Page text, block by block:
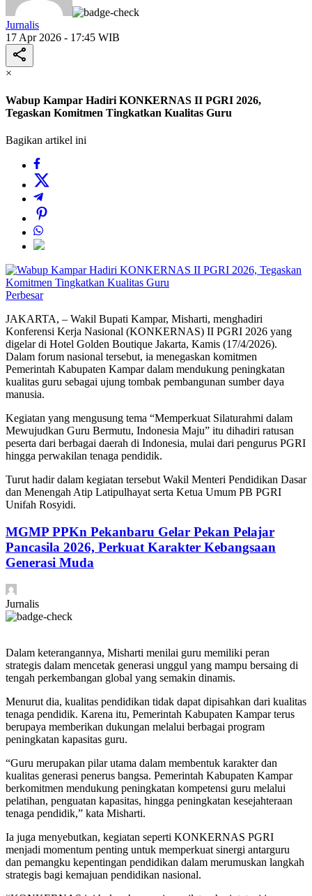
Jurnalis
17 Apr 2026 - 17:45 WIB
×
Wabup Kampar Hadiri KONKERNAS II PGRI 2026,
Tegaskan Komitmen Tingkatkan Kualitas Guru
Bagikan artikel ini
Perbesar
JAKARTA, – Wakil Bupati Kampar, Misharti, menghadiri
Konferensi Kerja Nasional (KONKERNAS) II PGRI 2026 yang
digelar di Hotel Golden Boutique Jakarta, Kamis (17/4/2026).
Dalam forum nasional tersebut, ia menegaskan komitmen
Pemerintah Kabupaten Kampar dalam mendukung peningkatan
kualitas guru sebagai ujung tombak pembangunan sumber daya
manusia.
Kegiatan yang mengusung tema “Memperkuat Silaturahmi dalam
Mewujudkan Guru Bermutu, Indonesia Maju” itu dihadiri ratusan
peserta dari berbagai daerah di Indonesia, mulai dari pengurus PGRI
hingga perwakilan tenaga pendidik.
Turut hadir dalam kegiatan tersebut Wakil Menteri Pendidikan Dasar
dan Menengah Atip Latipulhayat serta Ketua Umum PB PGRI
Unifah Rosyidi.
MGMP PPKn Pekanbaru Gelar Pekan Pelajar
Pancasila 2026, Perkuat Karakter Kebangsaan
Generasi Muda
Jurnalis
Dalam keterangannya, Misharti menilai guru memiliki peran
strategis dalam mencetak generasi unggul yang mampu bersaing di
tengah perkembangan global yang semakin dinamis.
Menurut dia, kualitas pendidikan tidak dapat dipisahkan dari kualitas
tenaga pendidik. Karena itu, Pemerintah Kabupaten Kampar terus
berupaya memberikan dukungan melalui berbagai program
peningkatan kapasitas guru.
“Guru merupakan pilar utama dalam membentuk karakter dan
kualitas generasi penerus bangsa. Pemerintah Kabupaten Kampar
berkomitmen mendukung peningkatan kompetensi guru melalui
pelatihan, penguatan kapasitas, hingga peningkatan kesejahteraan
tenaga pendidik,” kata Misharti.
Ia juga menyebutkan, kegiatan seperti KONKERNAS PGRI
menjadi momentum penting untuk memperkuat sinergi antarguru
dan pemangku kepentingan pendidikan dalam merumuskan langkah
strategis bagi kemajuan pendidikan nasional.